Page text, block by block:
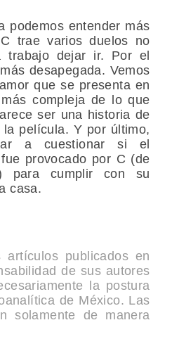
podemos entender más
trae varios duelos no
trabajo dejar ir. Por el
desapegada. Vemos
que se presenta en
compleja de lo que
ser una historia de
película. Y por último,
a cuestionar si el
provocado por C (de
para cumplir con su
casa.
publicados en
de sus autores
la postura
de México. Las
solamente de manera